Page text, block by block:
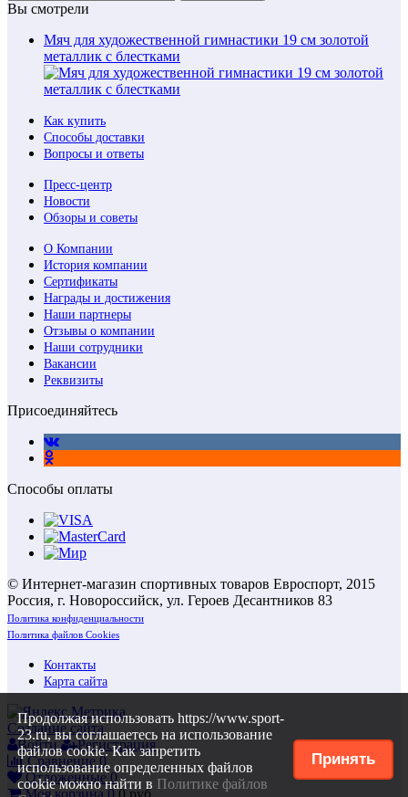
Продолжая использовать https://www.sport-
23.ru, вы соглашаетесь на использование
файлов cookie. Как запретить
использование определенных файлов
cookie можно найти в Политике файлов
Принять
Вы смотрели
Мяч для художественной гимнастики 19 см золотой
металлик с блестками
Как купить
Способы доставки
Вопросы и ответы
Пресс-центр
Новости
Обзоры и советы
О Компании
История компании
Сертификаты
Награды и достижения
Наши партнеры
Отзывы о компании
Наши сотрудники
Вакансии
Реквизиты
Присоединяйтесь
Способы оплаты
© Интернет-магазин спортивных товаров Евроспорт, 2015
Россия, г. Новороссийск, ул. Героев Десантников 83
Политика конфиденциальности
Политика файлов Cookies
Контакты
Карта сайта
Создание сайта
Войти
Регистрация
Сравнение 0
Отложенные 0